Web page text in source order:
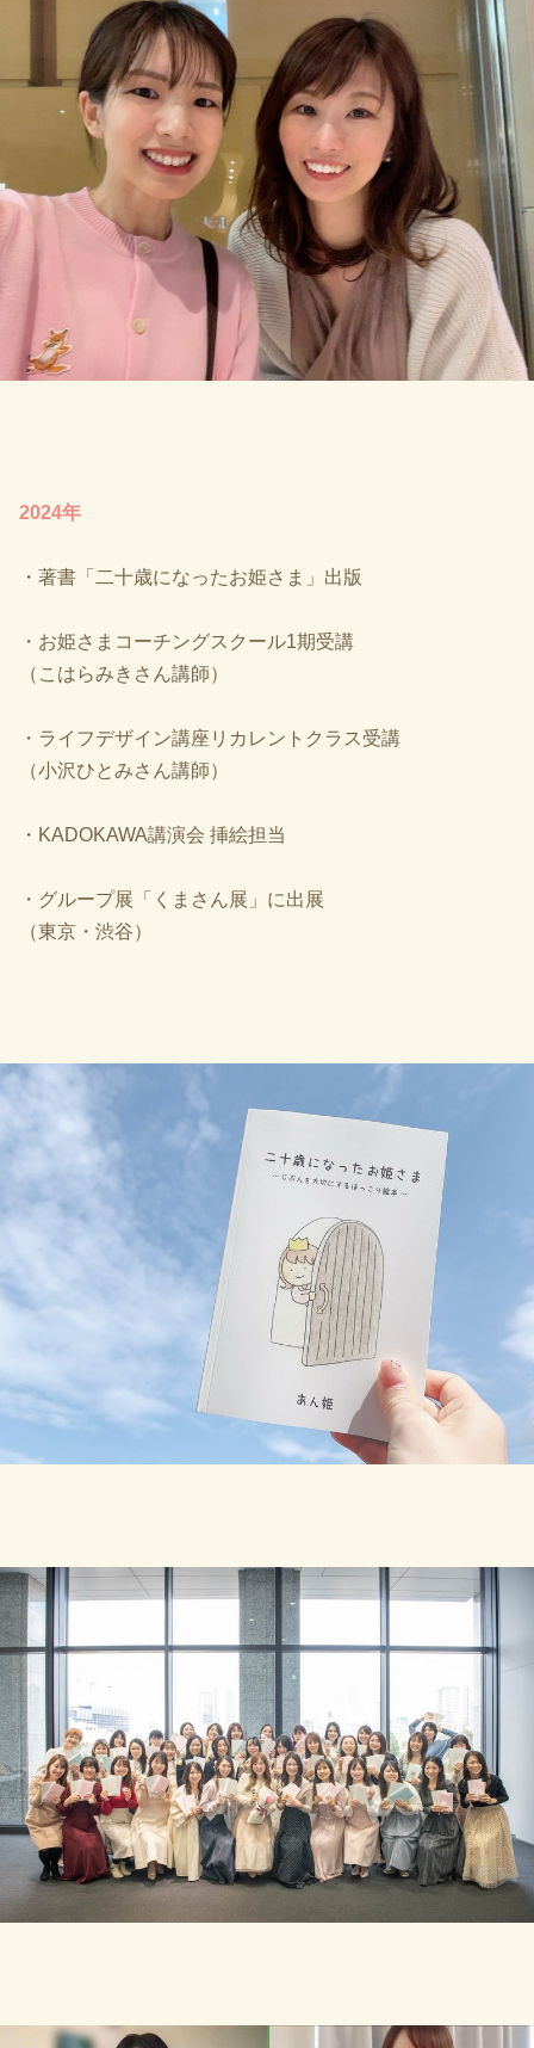
2024年
・著書「二十歳になったお姫さま」出版
・お姫さまコーチングスクール1期受講
（こはらみきさん講師）
・ライフデザイン講座リカレントクラス受講
（小沢ひとみさん講師）
・KADOKAWA講演会 挿絵担当
・グループ展「くまさん展」に出展
（東京・渋谷）